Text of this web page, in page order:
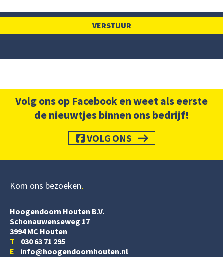
Volg ons op Facebook en weet als eerste
de nieuwtjes binnen ons bedrijf!
VOLG ONS
Kom ons bezoeken
Hoogendoorn Houten B.V.
Schonauwenseweg 17
3994 MC Houten
T 030 63 71 295
E info@hoogendoornhouten.nl